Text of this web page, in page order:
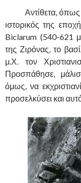
Αντίθετα,
ιστορικός της
Biclarum (540-621
της Ζιρόνας, το
μ.Χ. τον
Προσπάθησε,
όμως, να
προσελκύσει και